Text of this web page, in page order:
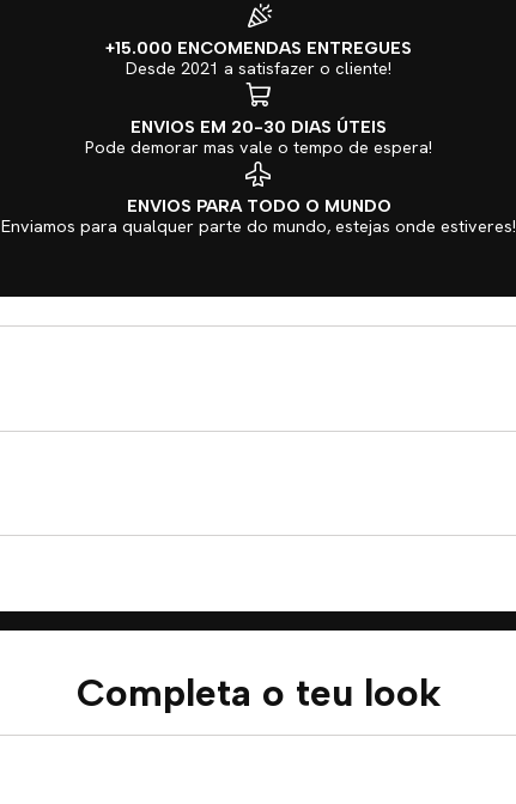
+15.000 ENCOMENDAS ENTREGUES
Desde 2021 a satisfazer o cliente!
ENVIOS EM 20-30 DIAS ÚTEIS
Pode demorar mas vale o tempo de espera!
ENVIOS PARA TODO O MUNDO
Enviamos para qualquer parte do mundo, estejas onde estiveres!
Completa o teu look